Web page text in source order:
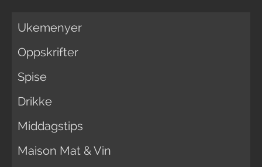
Ukemenyer
Oppskrifter
Spise
Drikke
Middagstips
Maison Mat & Vin